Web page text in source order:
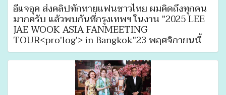
อีแจอุค ส่งคลิปทักทายแฟนชาวไทย ผมคิดถึงทุกคน
มากครับ แล้วพบกันที่กรุงเทพฯ ในงาน "2025 LEE
JAE WOOK ASIA FANMEETING
TOUR<pro'log'> in Bangkok"23 พฤศจิกายนนี้